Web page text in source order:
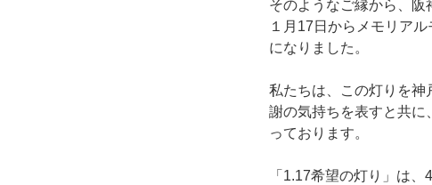
そのようなご縁から、
１月17日からメモリア
になりました。
私たちは、この灯りを神
謝の気持ちを表すと共に
っております。
「1.17希望の灯り」は